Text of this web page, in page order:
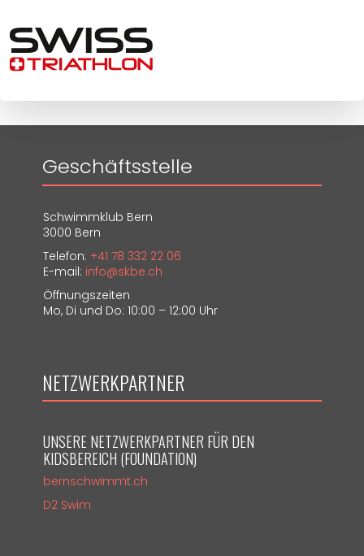
Geschäftsstelle
Schwimmklub Bern
3000 Bern
Telefon: +41 78 332 22 06
E-mail: info@skbe.ch
Öffnungszeiten
Mo, Di und Do: 10:00 – 12:00 Uhr
NETZWERKPARTNER
UNSERE NETZWERKPARTNER FÜR DEN
KIDSBEREICH (FOUNDATION)
bernschwimmt.ch
D2 Swim